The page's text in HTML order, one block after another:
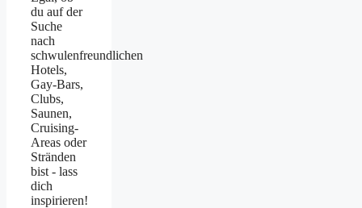
du auf der
Suche
nach
schwulenfreundlichen
Hotels,
Gay-Bars,
Clubs,
Saunen,
Cruising-
Areas oder
Stränden
bist - lass
dich
inspirieren!